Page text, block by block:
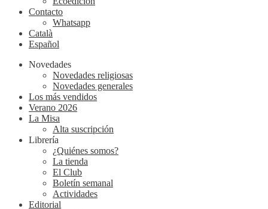
Contacto
Whatsapp
Català
Español
Novedades
Novedades religiosas
Novedades generales
Los más vendidos
Verano 2026
La Misa
Alta suscripción
Librería
¿Quiénes somos?
La tienda
El Club
Boletín semanal
Actividades
Editorial